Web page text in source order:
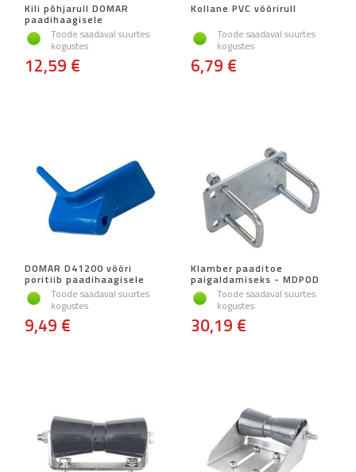
Kili põhjarull DOMAR
paadihaagisele
Toode saadaval suurtes
kogustes
12,59 €
Kollane PVC vöörirull
Toode saadaval suurtes
kogustes
6,79 €
DOMAR D41200 vööri
poritiib paadihaagisele
Toode saadaval suurtes
kogustes
9,49 €
Klamber paaditoe
paigaldamiseks - MDPOD
Toode saadaval suurtes
kogustes
30,19 €